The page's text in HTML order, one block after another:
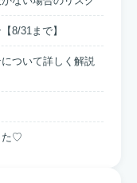
8/31まで】
ついて詳しく解説
た♡